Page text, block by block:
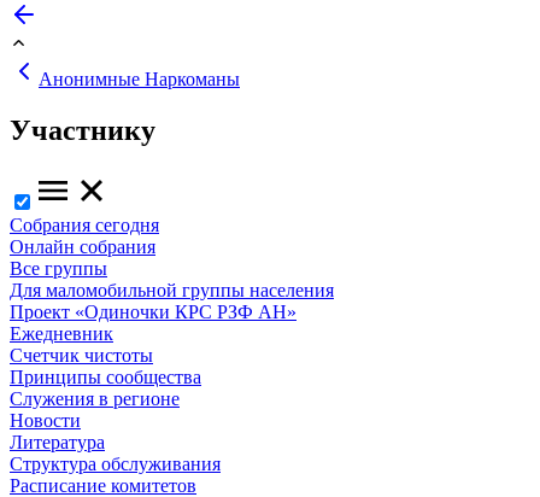
Анонимные Наркоманы
Участнику
Собрания сегодня
Онлайн собрания
Все группы
Для маломобильной группы населения
Проект «Одиночки КРС РЗФ АН»
Ежедневник
Счетчик чистоты
Принципы сообщества
Служения в регионе
Новости
Литература
Структура обслуживания
Расписание комитетов